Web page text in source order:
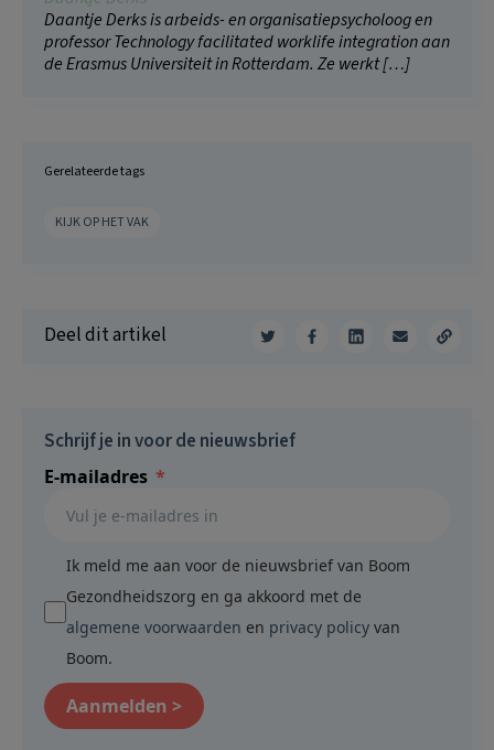
Daantje Derks is arbeids- en organisatiepsycholoog en
professor Technology facilitated worklife integration aan
de Erasmus Universiteit in Rotterdam. Ze werkt […]
Gerelateerde tags
KIJK OP HET VAK
Deel dit artikel
Schrijf je in voor de nieuwsbrief
E-mailadres
Ik meld me aan voor de nieuwsbrief van Boom
Gezondheidszorg en ga akkoord met de
algemene voorwaarden en privacy policy van
Boom.
Aanmelden >